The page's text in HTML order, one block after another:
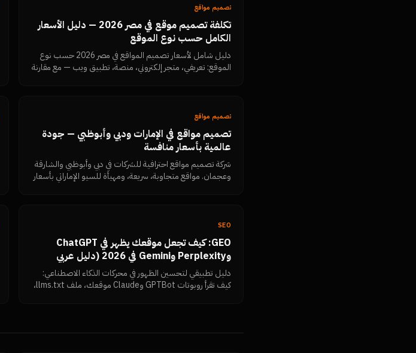
تصميم مواقع
تكلفة تصميم موقع في مصر 2026 — دليل الأسعار
الكامل حسب نوع الموقع
دليل شامل لأسعار تصميم المواقع في مصر 2026 حسب نوع
الموقع: تعريفي، متجر إلكتروني، منصة، تطبيق ويب — مع مقارنة
تصميم مواقع
تصميم مواقع في الإمارات ودبي وأبوظبي — جودة
عالمية بأسعار منافسة
شركة تصميم مواقع احترافية للشركات في دبي وأبوظبي والشارقة
وعجمان. مواقع متجاوبة، سريعة، ومهيأة للسيو الإماراتي بأسعار
SEO
GEO: كيف تجعل موقعك يظهر في ChatGPT
وPerplexity وGemini في 2026 (دليل عربي
عملي)
دليل تطبيقي لتحسين الظهور في محركات الذكاء الاصطناعي:
كيف تقرأ روبوتات GPTBot وClaude موقعك، ملف llms.txt،